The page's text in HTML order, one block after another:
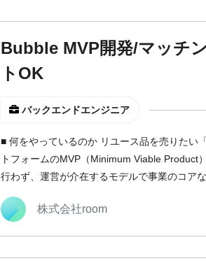
Bubble MVP開発/マッチ
トOK
バックエンドエンジニア
■ 何をやっているのか リユース品を売りたい
トフォームのMVP（Minimum Viable Product
行わず、運営が介在するモデルで事業のコア
株式会社room